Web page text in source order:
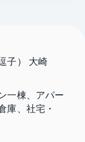
子） 大崎
一棟、アパー
庫、社宅・